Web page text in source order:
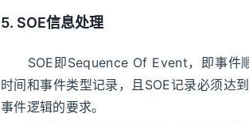
5. SOE信息处理
SOE即Sequence Of Event，即事件
时间和事件类型记录，且SOE记录必须达
事件逻辑的要求。